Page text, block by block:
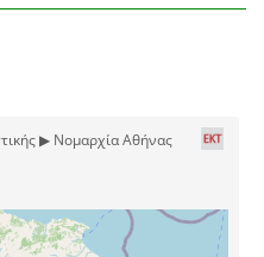
▶ Νομαρχία Αθήνας